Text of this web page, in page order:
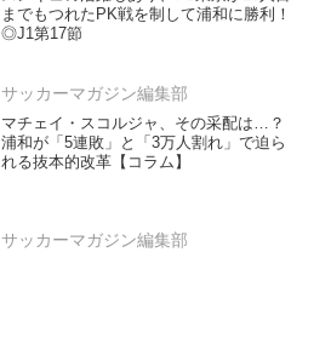
までもつれたPK戦を制して浦和に勝利！
◎J1第17節
サッカーマガジン編集部
マチェイ・スコルジャ、その采配は…？
浦和が「5連敗」と「3万人割れ」で迫ら
れる抜本的改革【コラム】
サッカーマガジン編集部